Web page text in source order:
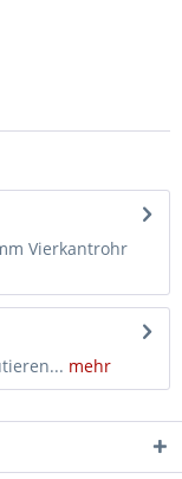
Vierkantrohr
mehr